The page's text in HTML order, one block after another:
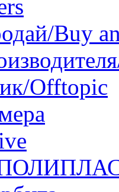
Buy
Offtopic